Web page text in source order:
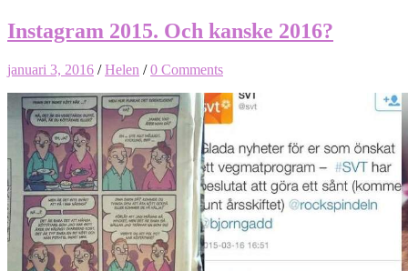
Instagram 2015. Och kanske 2016?
januari 3, 2016 /Helen /0 Comments